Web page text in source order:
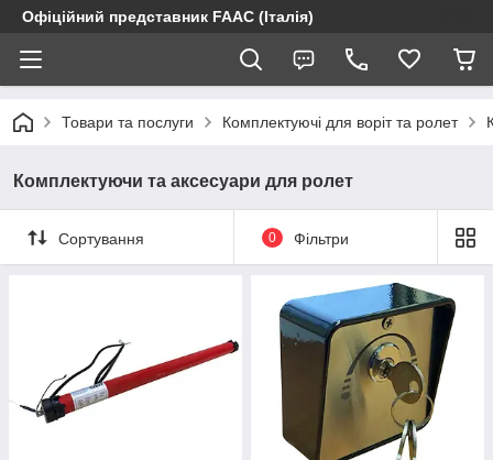
Офіційний представник FAAC (Італія)
Товари та послуги Комплектуючі для воріт та ролет
Комплектуючи та аксесуари для ролет
Сортування 0 Фільтри